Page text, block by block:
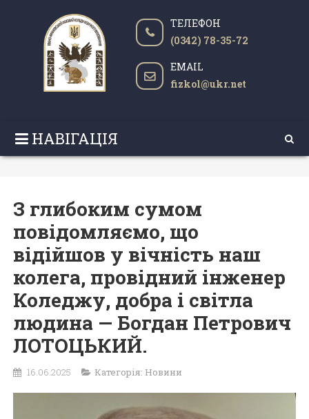
ТЕЛЕФОН
(0342) 78-35-72
EMAIL
fizkol@ukr.net
НАВІГАЦІЯ
З глибоким сумом
повідомляємо, що
відійшов у вічність наш
колега, провідний інженер
Коледжу, добра і світла
людина — Богдан Петрович
ЛОТОЦЬКИЙ.
16.06.2025 Категорія: Новини